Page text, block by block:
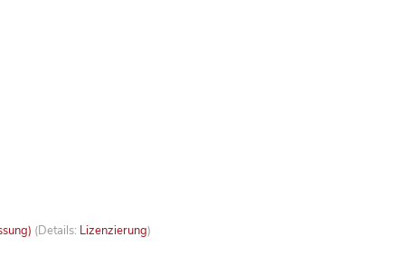
(Details: Lizenzierung)